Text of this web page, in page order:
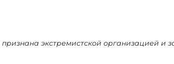
экстремистской организацией и